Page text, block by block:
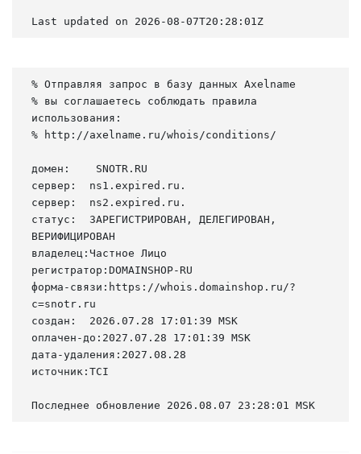
Last updated on 2026-08-07T20:28:01Z
% Отправляя запрос в базу данных Axelname
% вы соглашаетесь соблюдать правила
использования:
% http://axelname.ru/whois/conditions/
домен:    SNOTR.RU
сервер:  ns1.expired.ru.
сервер:  ns2.expired.ru.
статус:  ЗАРЕГИСТРИРОВАН, ДЕЛЕГИРОВАН,
ВЕРИФИЦИРОВАН
владелец:Частное Лицо
регистратор:DOMAINSHOP-RU
форма-связи:https://whois.domainshop.ru/?
c=snotr.ru
создан:  2026.07.28 17:01:39 MSK
оплачен-до:2027.07.28 17:01:39 MSK
дата-удаления:2027.08.28
источник:TCI
Последнее обновление 2026.08.07 23:28:01 MSK